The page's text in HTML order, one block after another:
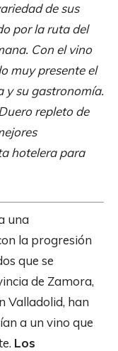
de sus
por la ruta del
Con el vino
muy presente el
y su gastronomía.
repleto de
hotelera para
una
la progresión
que se
de Zamora,
Valladolid, han
a un vino que
Los